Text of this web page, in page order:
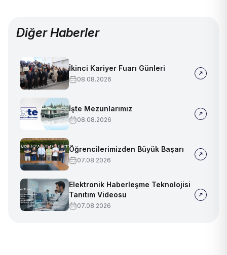
Diğer Haberler
İkinci Kariyer Fuarı Günleri
08.08.2026
İşte Mezunlarımız
08.08.2026
Öğrencilerimizden Büyük Başarı
07.08.2026
Elektronik Haberleşme Teknolojisi
Tanıtım Videosu
07.08.2026